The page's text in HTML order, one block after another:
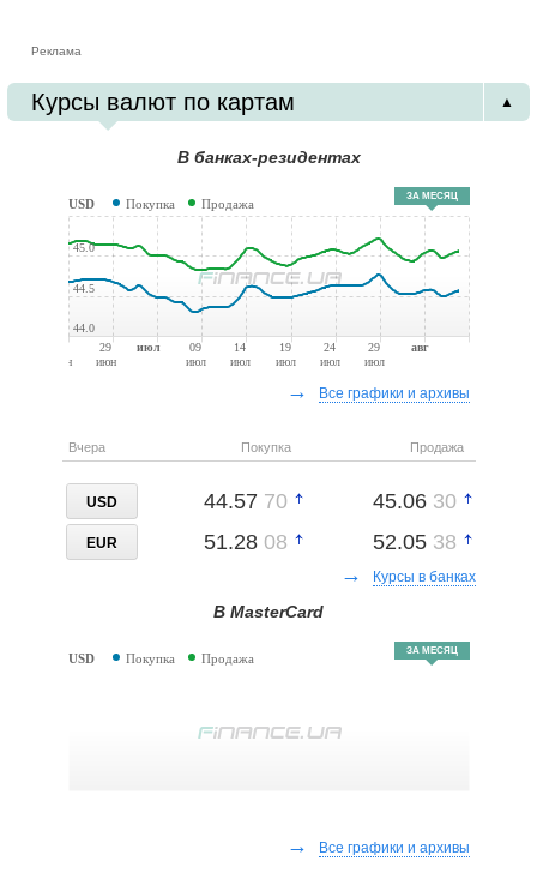
английские фунты стерлингов
PLN 11.8400 12.1900 1
Реклама
Курсы валют по картам ▲
В банках-резидентах
ЗА МЕСЯЦ
USD Покупка Продажа
июн
29
июн
июл
09
июл
14
июл
19
июл
24
июл
29
июл
авг
44.0
44.5
45.0
→ Все графики и архивы
Вчера Покупка Продажа
USD 44.57 70 45.06 30
EUR 51.28 08 52.05 38
→
Курсы в банках
В MasterCard
ЗА МЕСЯЦ
USD Покупка Продажа
→ Все графики и архивы